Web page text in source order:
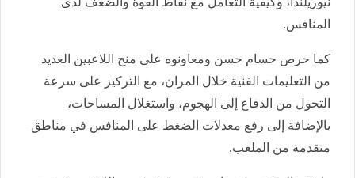
المنافس.
كما حرص حسام حسن ومعاونوه على منح اللاعبين العديد
من التعليمات الفنية خلال المران، مع التركيز على سرعة
التحول من الدفاع إلى الهجوم، واستغلال المساحات،
بالإضافة إلى رفع معدلات الضغط على المنافس في مناطق
متقدمة من الملعب.